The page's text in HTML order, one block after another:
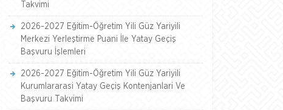
Takvimi
2026-2027 Eğitim-Öğretim Yili Güz Yariyili
Merkezi Yerleştirme Puani İle Yatay Geçiş
Başvuru İşlemleri
2026-2027 Eğitim-Öğretim Yili Güz Yariyili
Kurumlararasi Yatay Geçiş Kontenjanlari Ve
Başvuru Takvimi